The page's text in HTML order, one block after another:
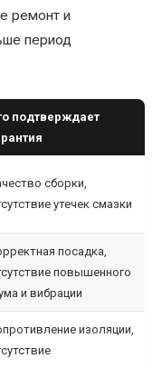
ремонт и
период
подтверждает
сборки,
утечек смазки
посадка,
повышенного
и вибрации
изоляции,